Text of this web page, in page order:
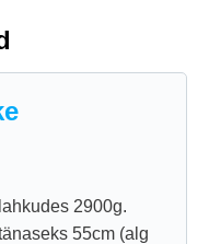
2900g.
55cm (alg